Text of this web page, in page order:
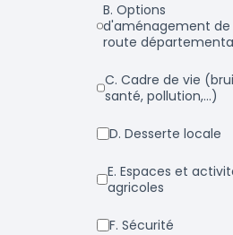
b. Options
d'aménagement de
route
c. Cadre de vie (bruit,
santé, pollution,...)
d. Desserte locale
e. Espaces et activités
agricoles
f. Sécurité